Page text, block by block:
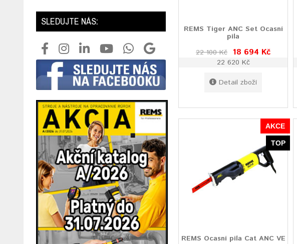
SLEDUJTE NÁS:
REMS Tiger ANC Set Ocasní
pila
22 100 Kč 18 694 Kč
22 620 Kč
Detail zboží
AKCE
TOP
REMS Ocasní pila Cat ANC VE